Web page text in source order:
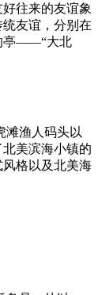
往来的友谊象
友谊，分别在
亭——“大北
滩渔人码头以
美滨海小镇的
格以及北美海